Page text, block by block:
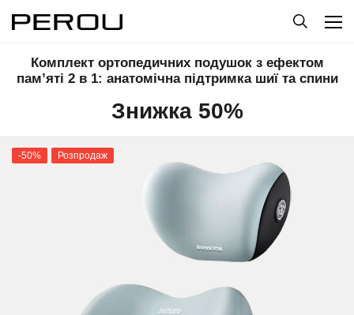
Комплект ортопедичних подушок з ефектом
пам’яті 2 в 1: анатомічна підтримка шиї та спини
Знижка 50%
-50% Розпродаж